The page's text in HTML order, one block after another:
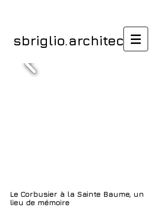
sbriglio.architectes
Le Corbusier à la Sainte Baume, un
lieu de mémoire